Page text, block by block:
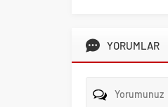
YORUMLAR